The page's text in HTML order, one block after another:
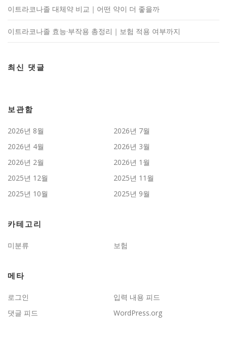
이트라코나졸 대체약 비교｜어떤 약이 더 좋을까
이트라코나졸 효능·부작용 총정리｜보험 적용 여부까지
최신 댓글
보관함
2026년 8월
2026년 7월
2026년 4월
2026년 3월
2026년 2월
2026년 1월
2025년 12월
2025년 11월
2025년 10월
2025년 9월
카테고리
미분류 보험
메타
로그인
입력 내용 피드
댓글 피드
WordPress.org